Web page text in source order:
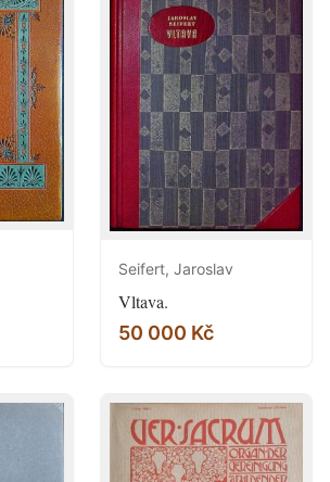
Seifert, Jaroslav
Vltava.
50 000 Kč